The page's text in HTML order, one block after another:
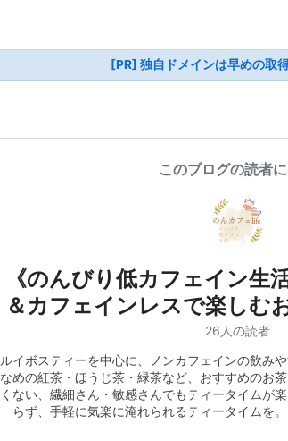
[PR] 独自ドメインは早めの取
このブログの読者
《のんびり低カフェイン生
＆カフェインレスで楽しむ
26人の読者
ルイボスティーを中心に、ノンカフェインの飲み
なめの紅茶・ほうじ茶・緑茶など、おすすめのお
くない、繊細さん・敏感さんでもティータイムが
らず、手軽に気楽に淹れられるティータイムを